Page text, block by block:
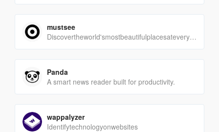
mustsee
Discovertheworld'smostbeautifulplacesateveryope[…]
Panda
A smart news reader built for productivity.
wappalyzer
Identifytechnologyonwebsites